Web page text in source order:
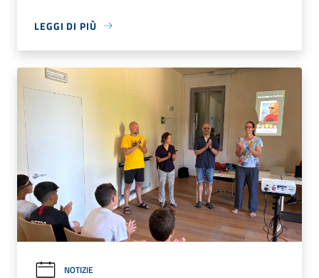
LEGGI DI PIÙ
NOTIZIE